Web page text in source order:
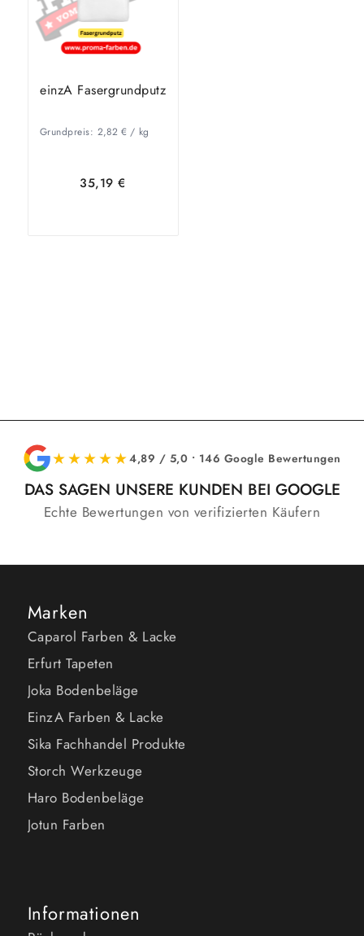
einzA Fasergrundputz
Grundpreis: 2,82 €/ kg
35,19€
★★★★★4,89 / 5,0 • 146 Google Bewertungen
DAS SAGEN UNSERE KUNDEN BEI GOOGLE
Echte Bewertungen von verifizierten Käufern
Marken
Caparol Farben & Lacke
Erfurt Tapeten
Joka Bodenbeläge
EinzA Farben & Lacke
Sika Fachhandel Produkte
Storch Werkzeuge
Haro Bodenbeläge
Jotun Farben
Informationen